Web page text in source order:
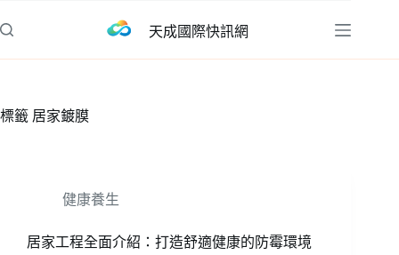
至
容
天成國際快訊網
標籤 居家鍍膜
健康養生
居家工程全面介紹：打造舒適健康的防霉環境